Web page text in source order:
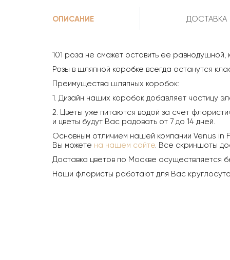
ОПИСАНИЕ ДОСТАВКА
101 роза не сможет оставить ее
Розы в шляпной коробке всегда останутся
Преимущества шляпных коробок:
1. Дизайн наших коробок добавляет частицу
2. Цветы уже питаются водой за счет
и цветы будут Вас радовать от 7 до 14 дней.
Основным отличием нашей компании Venus in
Вы можете на нашем сайте. Все скриншоты
Доставка цветов по Москве осуществляется
Наши флористы работают для Вас